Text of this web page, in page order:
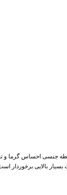
جنسی احساس گرما و
بسیار بالایی برخوردار